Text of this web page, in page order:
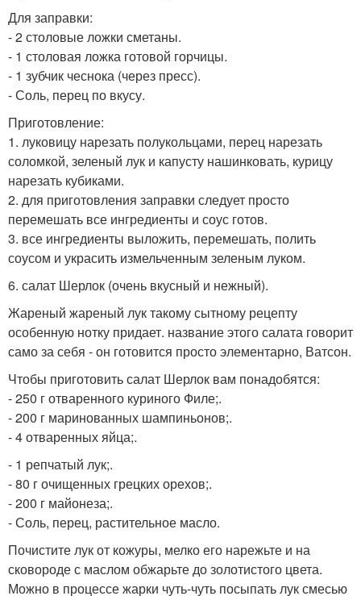
Для заправки:
- 2 столовые ложки сметаны.
- 1 столовая ложка готовой горчицы.
- 1 зубчик чеснока (через пресс).
- Соль, перец по вкусу.
Приготовление:
1. луковицу нарезать полукольцами, перец нарезать
соломкой, зеленый лук и капусту нашинковать, курицу
нарезать кубиками.
2. для приготовления заправки следует просто
перемешать все ингредиенты и соус готов.
3. все ингредиенты выложить, перемешать, полить
соусом и украсить измельченным зеленым луком.
6. салат Шерлок (очень вкусный и нежный).
Жареный жареный лук такому сытному рецепту
особенную нотку придает. название этого салата говорит
само за себя - он готовится просто элементарно, Ватсон.
Чтобы приготовить салат Шерлок вам понадобятся:
- 250 г отваренного куриного Филе;.
- 200 г маринованных шампиньонов;.
- 4 отваренных яйца;.
- 1 репчатый лук;.
- 80 г очищенных грецких орехов;.
- 200 г майонеза;.
- Соль, перец, растительное масло.
Почистите лук от кожуры, мелко его нарежьте и на
сковороде с маслом обжарьте до золотистого цвета.
Можно в процессе жарки чуть-чуть посыпать лук смесью